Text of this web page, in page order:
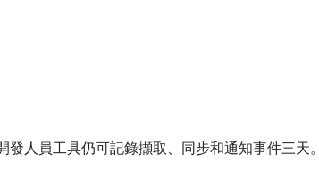
發人員工具仍可記錄擷取、同步和通知事件三天